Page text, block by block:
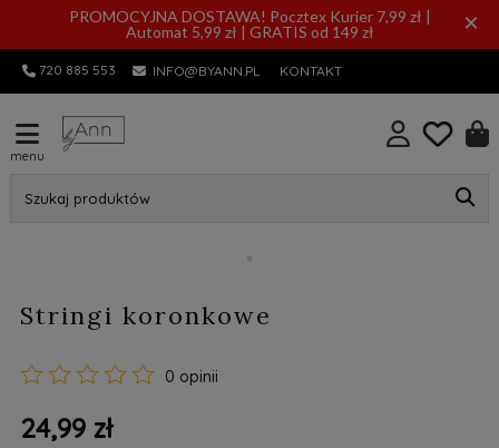
PROMOCYJNA DOSTAWA! Pocztex Kurier 7,99 zł |
Automat 5,99 zł | GRATIS od 149 zł
×
720 885 553 INFO@BYANN.PL KONTAKT
menu
Szukaj produktów
Stringi koronkowe
0 opinii
24,99 zł